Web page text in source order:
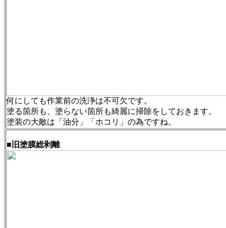
何にしても作業前の洗浄は不可欠です。
塗る箇所も、塗らない箇所も綺麗に掃除をしておきます。
塗装の大敵は「油分」「ホコリ」の為ですね。
■旧塗膜総剥離